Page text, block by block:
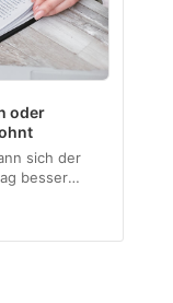
oder
sich der
besser